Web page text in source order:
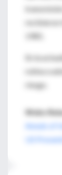
recibieron
1985.
En la
rutina a
riesgo.
Webs
Annals of
US